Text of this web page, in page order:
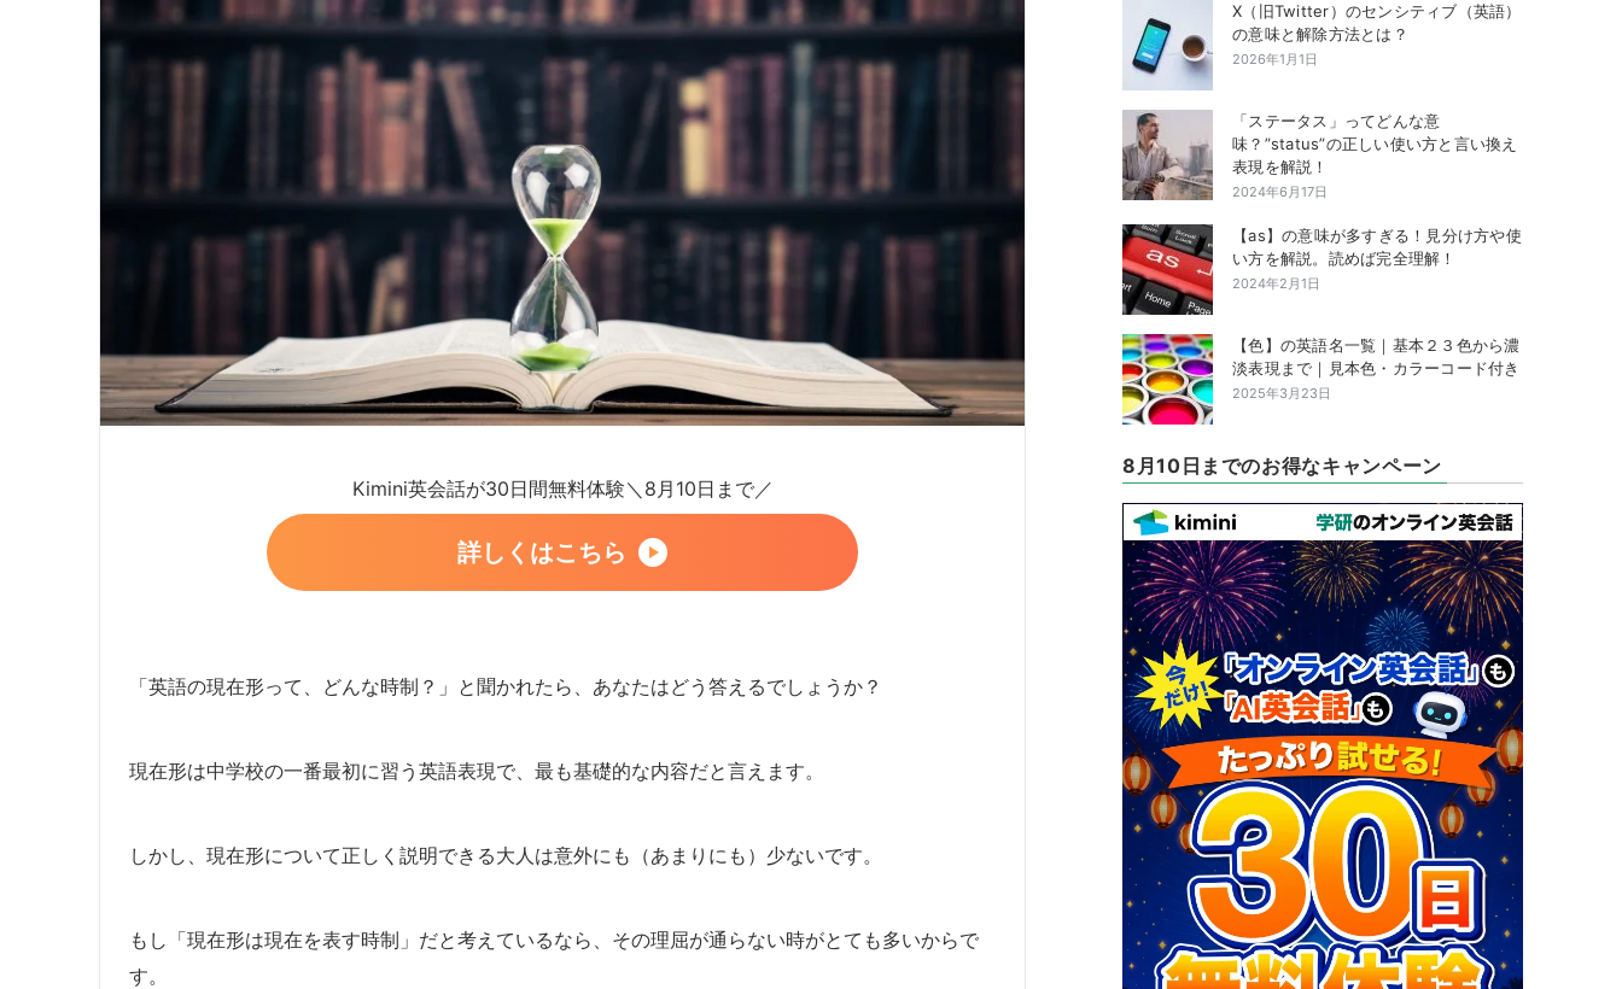
Kimini英会話が30日間無料体験＼8月10日まで／
詳しくはこちら
「英語の現在形って、どんな時制？」と聞かれたら、あなたはどう答えるでしょうか？
現在形は中学校の一番最初に習う英語表現で、最も基礎的な内容だと言えます。
しかし、現在形について正しく説明できる大人は意外にも（あまりにも）少ないです。
もし「現在形は現在を表す時制」だと考えているなら、その理屈が通らない時がとても多いからで
す。
X（旧Twitter）のセンシティブ（英語）
の意味と解除方法とは？
2026年1月1日
「ステータス」ってどんな意
味？”status”の正しい使い方と言い換え
表現を解説！
2024年6月17日
【as】の意味が多すぎる！見分け方や使
い方を解説。読めば完全理解！
2024年2月1日
【色】の英語名一覧｜基本２３色から濃
淡表現まで｜見本色・カラーコード付き
2025年3月23日
8月10日までのお得なキャンペーン